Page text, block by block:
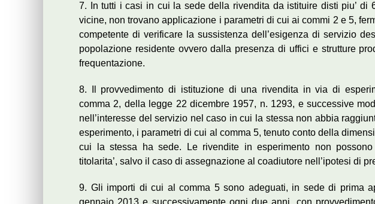
7. In tutti i casi in cui la sede della rivendita da istituire disti piu’ di
vicine, non trovano applicazione i parametri di cui ai commi 2 e 5,
competente di verificare la sussistenza dell’esigenza di servizio
popolazione residente ovvero dalla presenza di uffici e strutture
frequentazione.
8. Il provvedimento di istituzione di una rivendita in via di
comma 2, della legge 22 dicembre 1957, n. 1293, e successive
nell’interesse del servizio nel caso in cui la stessa non abbia
esperimento, i parametri di cui al comma 5, tenuto conto della
cui la stessa ha sede. Le rivendite in esperimento non
titolarita’, salvo il caso di assegnazione al coadiutore nell’ipotesi di
9. Gli importi di cui al comma 5 sono adeguati, in sede di prima
gennaio 2013 e successivamente ogni due anni, con